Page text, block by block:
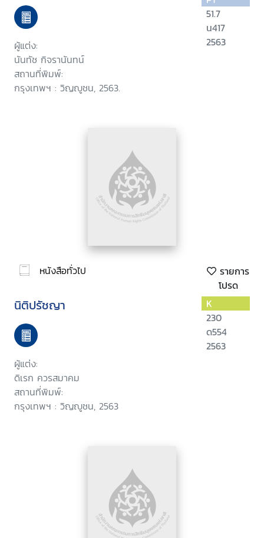
ผู้แต่ง:
นันทัช กิจรานันทน์
สถานที่พิมพ์:
กรุงเทพฯ : วิญญูชน, 2563.
51.7
น417
2563
หนังสือทั่วไป
รายการ
โปรด
นิติปรัชญา
ผู้แต่ง:
ดิเรก ควรสมาคม
สถานที่พิมพ์:
กรุงเทพฯ : วิญญูชน, 2563
K
230
ด554
2563